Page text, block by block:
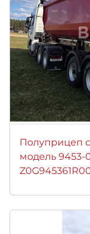
Полуприцеп
модель 9453-